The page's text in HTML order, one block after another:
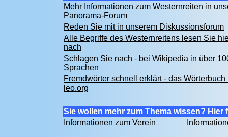
Mehr Informationen zum Westernreiten in
Panorama-Forum
Reden Sie mit in unserem Diskussionsforum
Alle Begriffe des Westernreitens lesen Sie
nach
Schlagen Sie nach - bei Wikipedia in über
Sprachen
Fremdwörter schnell erklärt - das Wörterbuch
leo.org
Sie wollen mehr zum Thema wissen? Hier
Informationen zum Verein